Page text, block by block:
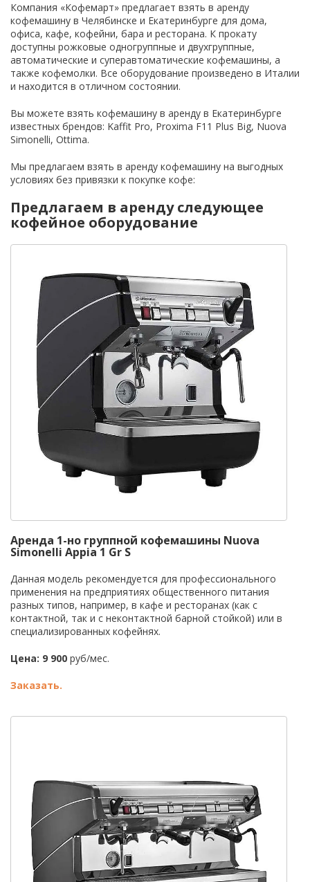
Компания «Кофемарт» предлагает взять в аренду
кофемашину в Челябинске и Екатеринбурге для дома,
офиса, кафе, кофейни, бара и ресторана. К прокату
доступны рожковые одногруппные и двухгруппные,
автоматические и суперавтоматические кофемашины, а
также кофемолки. Все оборудование произведено в Италии
и находится в отличном состоянии.
Вы можете взять кофемашину в аренду в Екатеринбурге
известных брендов: Kaffit Pro, Proxima F11 Plus Big, Nuova
Simonelli, Ottima.
Мы предлагаем взять в аренду кофемашину на выгодных
условиях без привязки к покупке кофе:
Предлагаем в аренду следующее
кофейное оборудование
Аренда 1-но группной кофемашины Nuova
Simonelli Appia 1 Gr S
Данная модель рекомендуется для профессионального
применения на предприятиях общественного питания
разных типов, например, в кафе и ресторанах (как с
контактной, так и с неконтактной барной стойкой) или в
специализированных кофейнях.
Цена: 9 900 руб/мес.
Заказать.